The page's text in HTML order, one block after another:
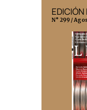
EDICIÓN
N° 299 /